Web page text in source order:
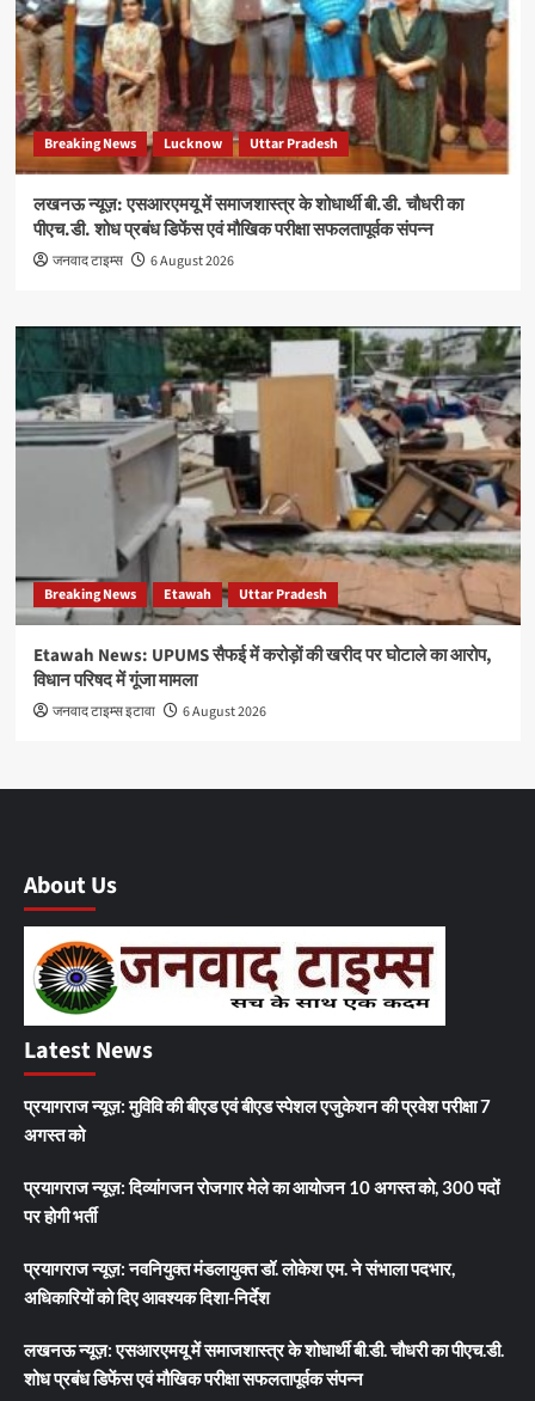
Breaking News Lucknow Uttar Pradesh
लखनऊ न्यूज़: एसआरएमयू में समाजशास्त्र के शोधार्थी बी.डी. चौधरी का
पीएच.डी. शोध प्रबंध डिफेंस एवं मौखिक परीक्षा सफलतापूर्वक संपन्न
जनवाद टाइम्स 6 August 2026
Breaking News Etawah Uttar Pradesh
Etawah News: UPUMS सैफई में करोड़ों की खरीद पर घोटाले का आरोप,
विधान परिषद में गूंजा मामला
जनवाद टाइम्स इटावा 6 August 2026
About Us
Latest News
प्रयागराज न्यूज़: मुविवि की बीएड एवं बीएड स्पेशल एजुकेशन की प्रवेश परीक्षा 7
अगस्त को
प्रयागराज न्यूज़: दिव्यांगजन रोजगार मेले का आयोजन 10 अगस्त को, 300 पदों
पर होगी भर्ती
प्रयागराज न्यूज़: नवनियुक्त मंडलायुक्त डॉ. लोकेश एम. ने संभाला पदभार,
अधिकारियों को दिए आवश्यक दिशा-निर्देश
लखनऊ न्यूज़: एसआरएमयू में समाजशास्त्र के शोधार्थी बी.डी. चौधरी का पीएच.डी.
शोध प्रबंध डिफेंस एवं मौखिक परीक्षा सफलतापूर्वक संपन्न